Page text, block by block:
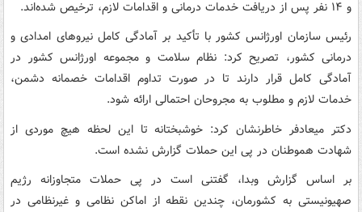
و ۱۴ نفر پس از دریافت خدمات درمانی و اقدامات لازم، ترخیص شده‌اند.
رئیس سازمان اورژانس کشور با تأکید بر آمادگی کامل نیروهای امدادی و
درمانی کشور، تصریح کرد: نظام سلامت و مجموعه اورژانس کشور در
آمادگی کامل قرار دارند تا در صورت تداوم اقدامات خصمانه دشمن،
خدمات لازم و مطلوب به مجروحان احتمالی ارائه شود.
دکتر میعادفر خاطرنشان کرد: خوشبختانه تا این لحظه هیچ موردی از
شهادت هموطنان در پی این حملات گزارش نشده است.
بر اساس گزارش وبدا، گفتنی است در پی حملات متجاوزانه رژیم
صهیونیستی به کشورمان، چندین نقطه از اماکن نظامی و غیرنظامی در